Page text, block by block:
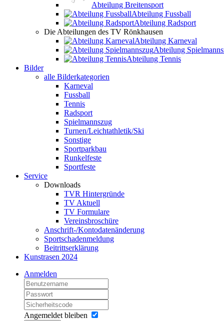
Abteilung Breitensport
Abteilung Fussball
Abteilung Radsport
Die Abteilungen des TV Rönkhausen
Abteilung Karneval
Abteilung
Abteilung Tennis
Bilder
alle Bilderkategorien
Karneval
Fussball
Tennis
Radsport
Spielmannszug
Turnen/Leichtathletik/Ski
Sonstige
Sportparkbau
Runkelfeste
Sportfeste
Service
Downloads
TVR Hintergründe
TV Aktuell
TV Formulare
Vereinsbroschüre
Anschrift-/Kontodatenänderung
Sportschadenmeldung
Beitrittserklärung
Kunstrasen 2024
Anmelden
Angemeldet bleiben